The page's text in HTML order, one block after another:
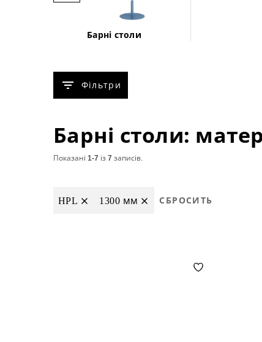
Барні столи
Фільтри
Барні столи:
Показані 1-7 із7записів.
HPL 1300 мм СБРОСИТЬ